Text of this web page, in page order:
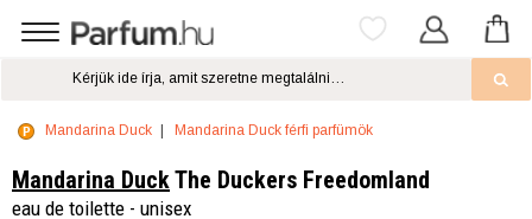
Mandarina Duck Mandarina Duck férfi parfümök
Mandarina DuckThe Duckers Freedomland
eau de toilette - unisex